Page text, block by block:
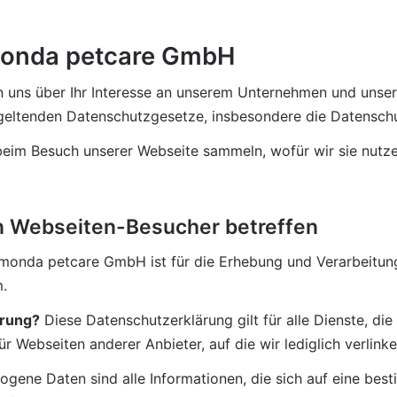
petcare GmbH
über Ihr Interesse an unserem Unternehmen und
Datenschutzgesetze, insbesondere die
Besuch unserer Webseite sammeln, wofür wir sie
Webseiten-Besucher betreffen
petcare GmbH ist für die Erhebung und
Diese Datenschutzerklärung gilt für alle Dienste,
Webseiten anderer Anbieter, auf die wir lediglich
Daten sind alle Informationen, die sich auf eine